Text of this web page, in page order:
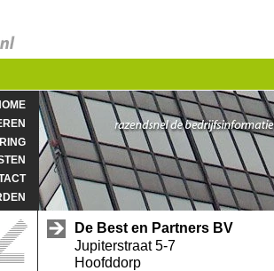
De Best en Partners BV
Jupiterstraat 5-7
Hoofddorp